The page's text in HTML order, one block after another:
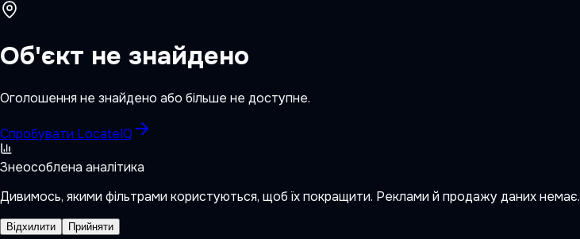
Об'єкт не знайдено
Оголошення не знайдено або більше не доступне.
Спробувати LocateIQ
Знеособлена аналітика
Дивимось, якими фільтрами користуються, щоб їх покращити. Реклами й продажу даних немає.
Відхилити Прийняти